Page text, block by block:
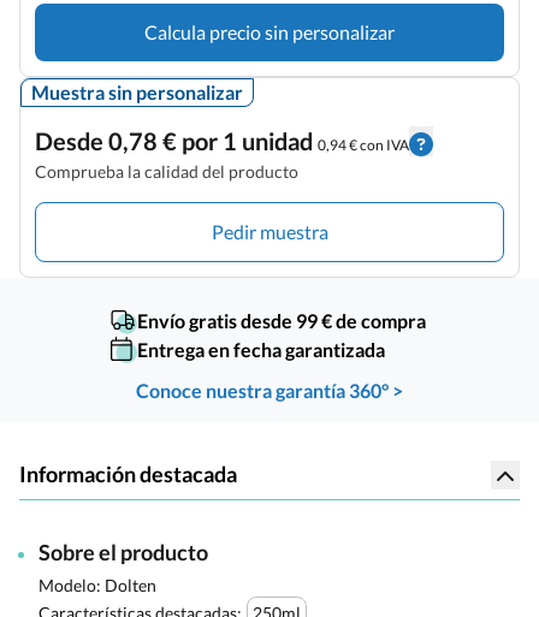
Calcula precio sin personalizar
Muestra sin personalizar
Desde 0,78 € por 1 unidad 0,94 € con IVA
Comprueba la calidad del producto
Pedir muestra
Envío gratis desde 99 € de compra
Entrega en fecha garantizada
Conoce nuestra garantía 360° >
Información destacada
Sobre el producto
Modelo: Dolten
Características destacadas:
250ml